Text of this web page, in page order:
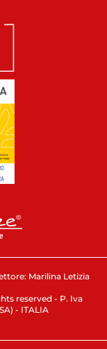
Marilina Letizia
reserved - P. Iva
- ITALIA